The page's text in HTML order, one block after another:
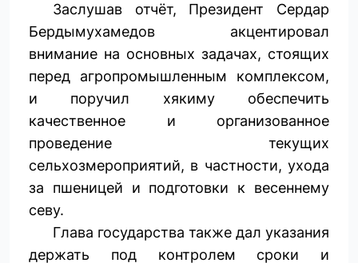
Заслушав отчёт, Президент Сердар
Бердымухамедов акцентировал
внимание на основных задачах, стоящих
перед агропромышленным комплексом,
и поручил хякиму обеспечить
качественное и организованное
проведение текущих
сельхозмероприятий, в частности, ухода
за пшеницей и подготовки к весеннему
севу.
Глава государства также дал указания
держать под контролем сроки и